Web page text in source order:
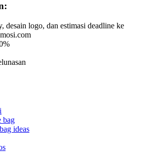
desain logo, dan estimasi deadline ke
bag
ideas